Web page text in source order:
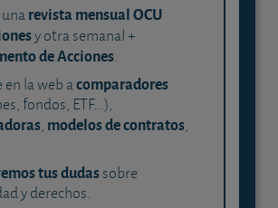
unarevista mensual OCU
y otra semanal +
de Acciones.
en la web acomparadores
fondos, ETF...),
, modelos de contratos,
tus dudassobre
y derechos.